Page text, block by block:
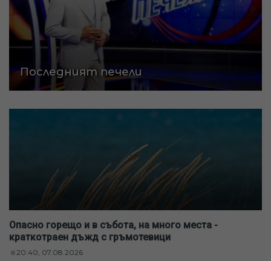
Последният печели
Опасно горещо и в събота, на много места -
краткотраен дъжд с гръмотевици
20:40, 07.08.2026